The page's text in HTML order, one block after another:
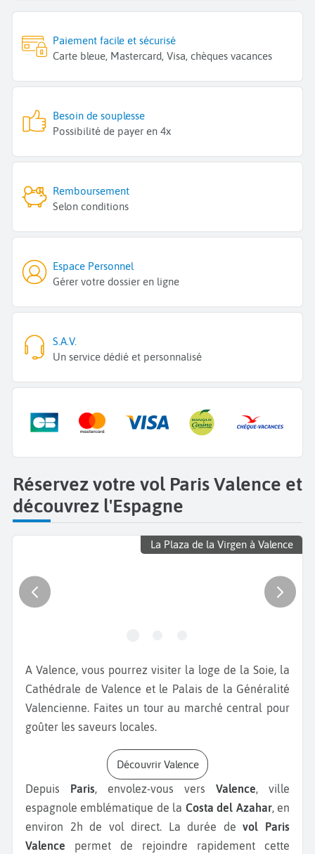
Paiement facile et sécurisé
Carte bleue, Mastercard, Visa, chèques vacances
Besoin de souplesse
Possibilité de payer en 4x
Remboursement
Selon conditions
Espace Personnel
Gérer votre dossier en ligne
S.A.V.
Un service dédié et personnalisé
Réservez votre vol Paris Valence et
découvrez l'Espagne
La Plaza de la Virgen à Valence
A Valence, vous pourrez visiter la loge de la Soie, la
Cathédrale de Valence et le Palais de la Généralité
Valencienne. Faites un tour au marché central pour
goûter les saveurs locales.
Découvrir Valence
Depuis Paris, envolez-vous vers Valence, ville
espagnole emblématique de la Costa del Azahar, en
environ 2h de vol direct. La durée devol Paris
Valence permet de rejoindre rapidement cette